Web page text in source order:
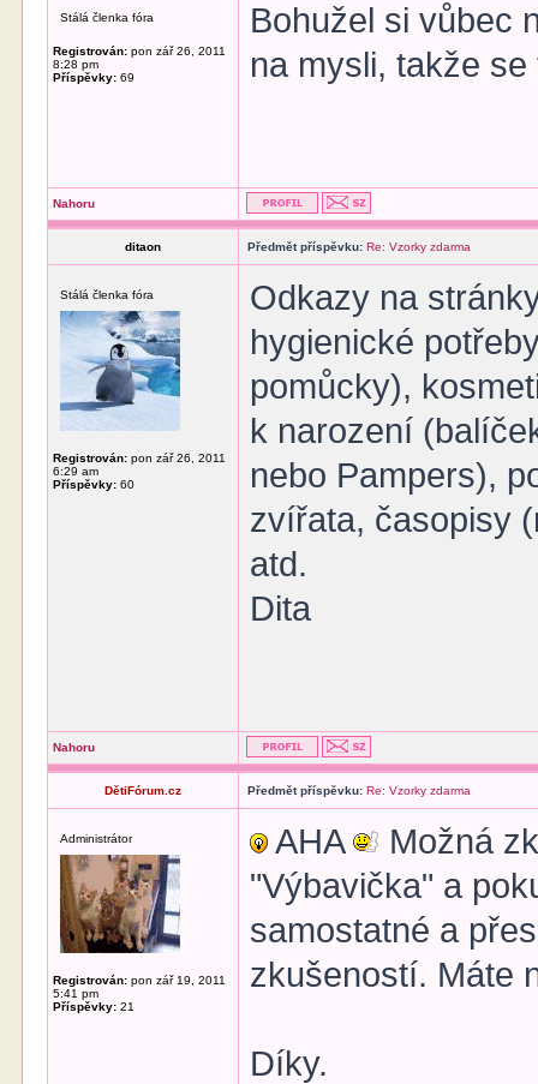
Stálá členka fóra
Registrován: pon zář 26, 2011
8:28 pm
Příspěvky: 69
Bohužel si vůbec
na mysli, takže
Nahoru
ditaon Předmět příspěvku: Re: Vzorky zdarma
Stálá členka fóra
Registrován: pon zář 26, 2011
6:29 am
Příspěvky: 60
Odkazy na
hygienické
pomůcky),
k narození
nebo Pampers),
zvířata, časopisy
atd.
Dita
Nahoru
DětiFórum.cz Předmět příspěvku: Re: Vzorky zdarma
Administrátor
Registrován: pon zář 19, 2011
5:41 pm
Příspěvky: 21
AHA
Možná
"Výbavička" a
samostatné a
zkušeností. Máte
Díky.